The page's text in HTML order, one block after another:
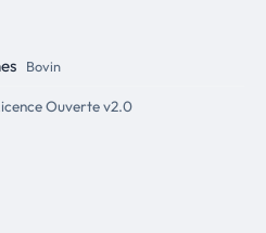
Bovin
Ouverte v2.0